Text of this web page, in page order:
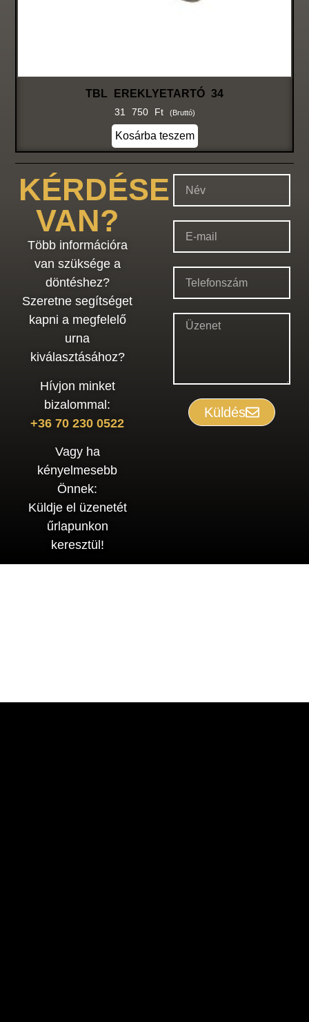
TBL EREKLYETARTÓ 34
31 750 Ft (bruttó)
Kosárba teszem
KÉRDÉSE
VAN?
Több információra
van szüksége a
döntéshez?
Szeretne segítséget
kapni a megfelelő
urna
kiválasztásához?
Hívjon minket
bizalommal:
+36 70 230 0522
Vagy ha
kényelmesebb
Önnek:
Küldje el üzenetét
űrlapunkon
keresztül!
Küldés